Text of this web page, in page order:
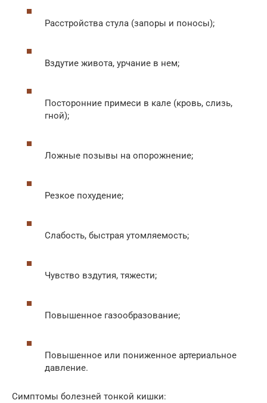
Расстройства стула (запоры и поносы);
Вздутие живота, урчание в нем;
Посторонние примеси в кале (кровь, слизь,
гной);
Ложные позывы на опорожнение;
Резкое похудение;
Слабость, быстрая утомляемость;
Чувство вздутия, тяжести;
Повышенное газообразование;
Повышенное или пониженное артериальное
давление.
Симптомы болезней тонкой кишки: